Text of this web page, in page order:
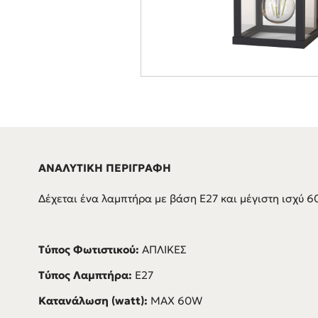
ΑΝΑΛΥΤΙΚΗ ΠΕΡΙΓΡΑΦΗ
Δέχεται ένα λαμπτήρα με βάση E27 και μέγιστη ισχύ
Τύπος Φωτιστικού: ΑΠΛΙΚΕΣ
Τύπος Λαμπτήρα: E27
Κατανάλωση (watt): MAX 60W